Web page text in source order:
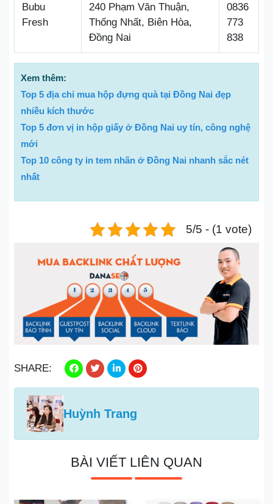
Bubu
Fresh
240 Phạm Văn Thuận,
Thống Nhất, Biên Hòa,
Đồng Nai
0836
773
838
Xem thêm:
Top 5 địa chỉ mua hộp đựng quà tại Đồng Nai đẹp
nhiều kích thước
Top 5 đơn vị in hộp giấy ở Đồng Nai uy tín, công nghệ
mới
Top 10 công ty in tem nhãn ở Đồng Nai nhanh sắc nét
nhất
5/5 - (1 vote)
SHARE:
Huỳnh Trang
BÀI VIẾT LIÊN QUAN